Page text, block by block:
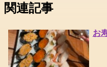
関連記事
お